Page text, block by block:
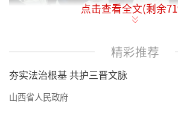
周活动（山西站）之“气候青
省气候变化高校主题辩论赛”
圆满收官。
点击查看全文(剩余71
精彩推荐
夯实法治根基 共护三晋文脉
山西省人民政府